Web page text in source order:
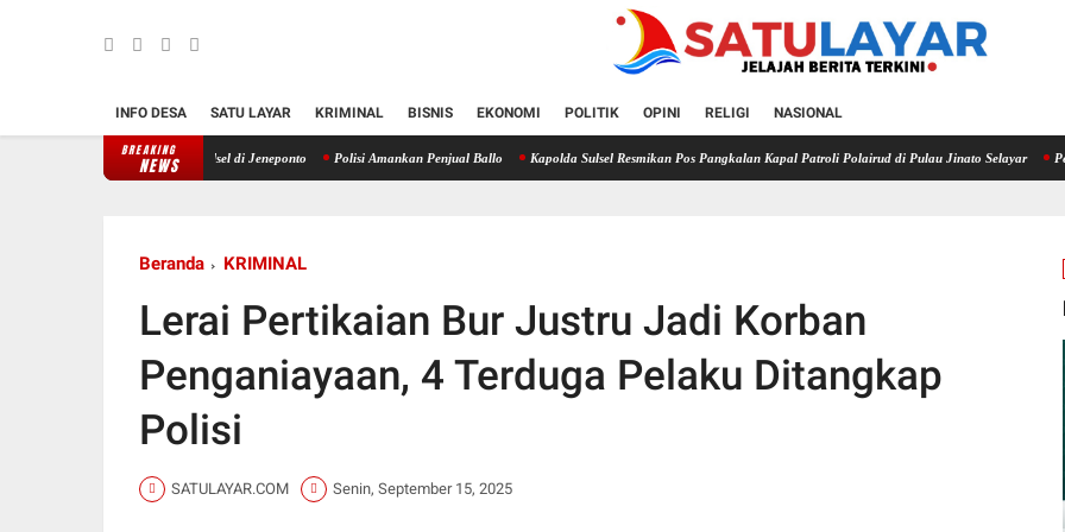
INFO DESA SATU LAYAR KRIMINAL BISNIS EKONOMI POLITIK OPINI RELIGI NASIONAL
BREAKING
NEWS
RAPI Daerah 24 Sulsel di Jeneponto Polisi Amankan Penjual Ballo Kapolda Sulsel Resmikan Pos Pangkalan Kapal Patroli Polairud di Pulau Jinato Selayar Pencuri
Beranda KRIMINAL
Lerai Pertikaian Bur Justru Jadi Korban
Penganiayaan, 4 Terduga Pelaku Ditangkap
Polisi
SATULAYAR.COM Senin, September 15, 2025